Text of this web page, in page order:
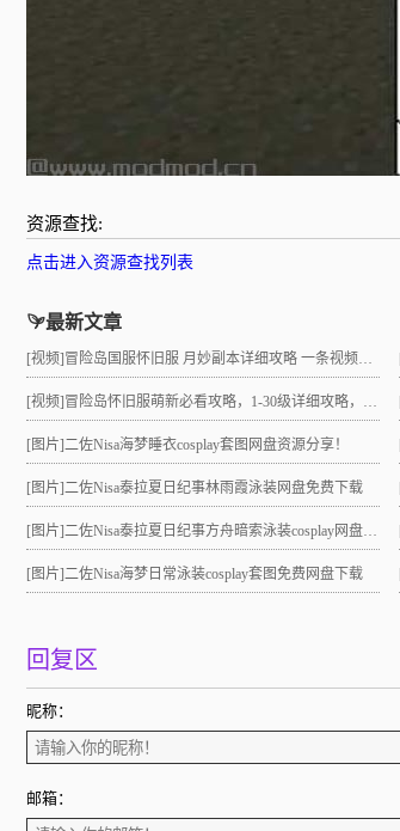
资源查找:
点击进入资源查找列表
最新文章
[视频] 冒险岛国服怀旧服 月妙副本详细攻略 一条视频助力10级直升21 组队不求人
[视频] 冒险岛怀旧服萌新必看攻略，1-30级详细攻略，3小时就能到21级！
[图片]二佐Nisa海梦睡衣cosplay套图网盘资源分享！
[图片]二佐Nisa泰拉夏日纪事林雨霞泳装网盘免费下载
[图片]二佐Nisa泰拉夏日纪事方舟暗索泳装cosplay网盘分享！
[图片]二佐Nisa海梦日常泳装cosplay套图免费网盘下载
回复区
昵称：
邮箱：